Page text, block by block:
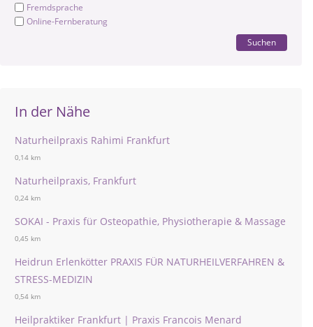
Fremdsprache
Online-Fernberatung
Suchen
In der Nähe
Naturheilpraxis Rahimi Frankfurt
0,14 km
Naturheilpraxis, Frankfurt
0,24 km
SOKAI - Praxis für Osteopathie, Physiotherapie & Massage
0,45 km
Heidrun Erlenkötter PRAXIS FÜR NATURHEILVERFAHREN &
STRESS-MEDIZIN
0,54 km
Heilpraktiker Frankfurt | Praxis Francois Menard